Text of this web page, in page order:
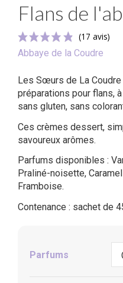
Flans de
(17
Abbaye de la Coudre
Les Sœurs de La
préparations pour flans,
sans gluten, sans
Ces crèmes dessert,
savoureux arômes.
Parfums disponibles :
Praliné-noisette,
Framboise.
Contenance : sachet de
Parfums